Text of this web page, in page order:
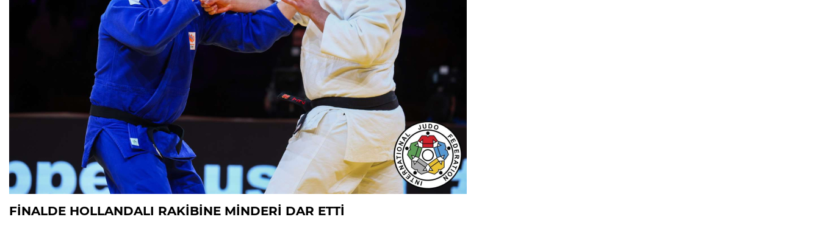
FİNALDE HOLLANDALI RAKİBİNE MİNDERİ DAR ETTİ